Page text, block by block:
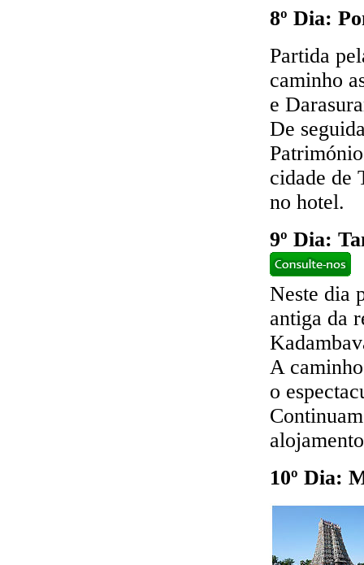
8º Dia:
Partida
caminho
e
De
cidade de
no hotel.
9º Dia:
Neste dia
antiga da
A
o
10º Dia: